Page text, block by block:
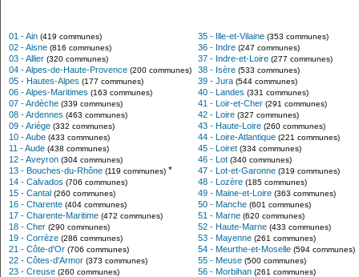
01 - Ain (419 communes)
02 - Aisne (816 communes)
03 - Allier (320 communes)
04 - Alpes-de-Haute-Provence (200 communes)
05 - Hautes-Alpes (177 communes)
06 - Alpes-Maritimes (163 communes)
07 - Ardèche (339 communes)
08 - Ardennes (463 communes)
09 - Ariège (332 communes)
10 - Aube (433 communes)
11 - Aude (438 communes)
12 - Aveyron (304 communes)
13 - Bouches-du-Rhône (119 communes) *
14 - Calvados (706 communes)
15 - Cantal (260 communes)
16 - Charente (404 communes)
17 - Charente-Maritime (472 communes)
18 - Cher (290 communes)
19 - Corrèze (286 communes)
21 - Côte-d'Or (706 communes)
22 - Côtes-d'Armor (373 communes)
23 - Creuse (260 communes)
35 - Ille-et-Vilaine (353 communes)
36 - Indre (247 communes)
37 - Indre-et-Loire (277 communes)
38 - Isère (533 communes)
39 - Jura (544 communes)
40 - Landes (331 communes)
41 - Loir-et-Cher (291 communes)
42 - Loire (327 communes)
43 - Haute-Loire (260 communes)
44 - Loire-Atlantique (221 communes)
45 - Loiret (334 communes)
46 - Lot (340 communes)
47 - Lot-et-Garonne (319 communes)
48 - Lozère (185 communes)
49 - Maine-et-Loire (363 communes)
50 - Manche (601 communes)
51 - Marne (620 communes)
52 - Haute-Marne (433 communes)
53 - Mayenne (261 communes)
54 - Meurthe-et-Moselle (594 communes)
55 - Meuse (500 communes)
56 - Morbihan (261 communes)